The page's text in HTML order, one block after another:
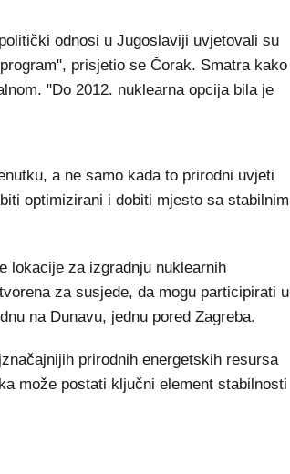
odnosi u Jugoslaviji uvjetovali su
prisjetio se Čorak. Smatra kako
"Do 2012. nuklearna opcija bila je
a ne samo kada to prirodni uvjeti
optimizirani i dobiti mjesto sa stabilnim
lokacije za izgradnju nuklearnih
za susjede, da mogu participirati u
na Dunavu, jednu pored Zagreba.
prirodnih energetskih resursa
može postati ključni element stabilnosti